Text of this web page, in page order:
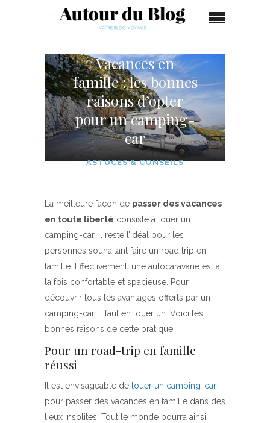
Vacances en
famille : les bonnes
raisons d’opter
pour un camping-
car
ASTUCES & CONSEILS
La meilleure façon de passer des vacances
en toute liberté consiste à louer un
camping-car. Il reste l’idéal pour les
personnes souhaitant faire un road trip en
famille. Effectivement, une autocaravane est à
la fois confortable et spacieuse. Pour
découvrir tous les avantages offerts par un
camping-car, il faut en louer un. Voici les
bonnes raisons de cette pratique.
Pour un road-trip en famille
réussi
Il est envisageable de louer un camping-car
pour passer des vacances en famille dans des
lieux insolites. Tout le monde pourra ainsi